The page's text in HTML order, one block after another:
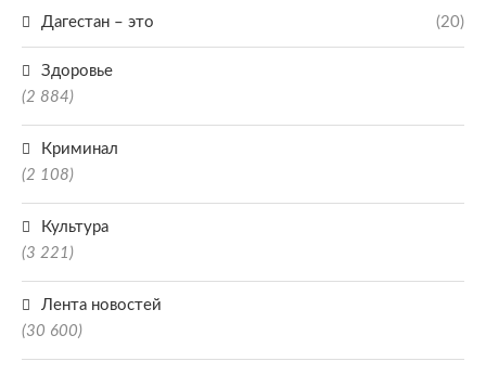
Дагестан – это (20)
Здоровье
(2 884)
Криминал
(2 108)
Культура
(3 221)
Лента новостей
(30 600)